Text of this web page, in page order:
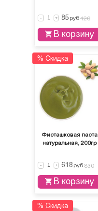
- + 85руб120
В корзину
% Скидка
Фисташковая паста
натуральная, 200гр
- + 618руб830
В корзину
% Скидка